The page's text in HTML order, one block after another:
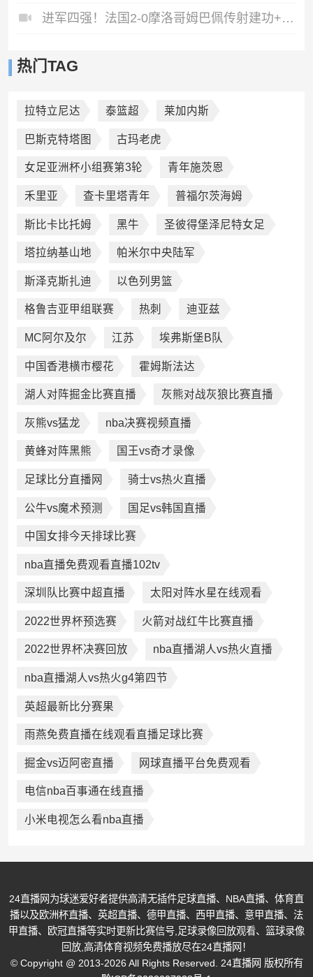
进军四强！法国2-0摩洛哥姆巴佩传射建功+失点登贝莱贴地斩
热门TAG
拉特立尼达 泰篮超 莱加内斯
巴斯克特塔图 古玛老虎
女足亚洲杯小组赛第3轮 青年施茨恩
禾里亚 查卡里塔青年 普福尔茨海姆
斯比卡比托姆 黑牛 圣彼得堡泽尼特女足
塔拉纳基山地 帕米尔中央陆军
斯泽克斯扎迪 以色列男篮
格鲁吉亚甲组联赛 热刺 迪亚兹
MC阿尔及尔 江苏 埃弗斯堡B队
中国香港横市樱花 霍姆斯法达
湖人对阵掘金比赛直播 灰熊对战灰狼比赛直播
灰熊vs猛龙 nba决赛视频直播
黄蜂对阵黑熊 国王vs奇才录像
足球比分直播网 骑士vs热火直播
公牛vs魔术预测 国足vs韩国直播
中国女排今天排球比赛
nba直播免费观看直播102tv
深圳队比赛中超直播 太阳对阵水星在线观看
2022世界杯预选赛 火箭对战红牛比赛直播
2022世界杯决赛回放 nba直播湖人vs热火直播
nba直播湖人vs热火g4第四节
英超最新比分赛果
雨燕免费直播在线观看直播足球比赛
掘金vs迈阿密直播 网球直播平台免费观看
电信nba百事通在线直播
小米电视怎么看nba直播
24直播网为球迷爱好者提供高清无插件足球直播、NBA直播、体育直
播以及欧洲杯直播、英超直播、德甲直播、西甲直播、意甲直播、法
甲直播、欧冠直播等实时更新比赛信号,足球录像回放观看、篮球录像
回放,高清体育视频免费播放尽在24直播网！
© Copyright @ 2013-2026 All Rights Reserved. 24直播网 版权所有